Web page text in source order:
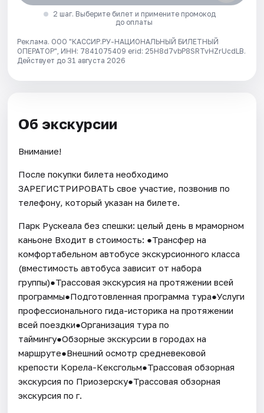
2 шаг. Выберите билет и примените промокод
до оплаты
Реклама. ООО "КАССИР.РУ-НАЦИОНАЛЬНЫЙ БИЛЕТНЫЙ
ОПЕРАТОР", ИНН: 7841075409 erid: 25H8d7vbP8SRTvHZrUcdLB.
Действует до 31 августа 2026
Об экскурсии
Внимание!
После покупки билета необходимо
ЗАРЕГИСТРИРОВАТЬ свое участие, позвонив по
телефону, который указан на билете.
Парк Рускеала без спешки: целый день в мраморном
каньоне Входит в стоимость: ●Трансфер на
комфортабельном автобусе экскурсионного класса
(вместимость автобуса зависит от набора
группы)●Трассовая экскурсия на протяжении всей
программы●Подготовленная программа тура●Услуги
профессионального гида-историка на протяжении
всей поездки●Организация тура по
таймингу●Обзорные экскурсии в городах на
маршруте●Внешний осмотр средневековой
крепости Корела-Кексгольм●Трассовая обзорная
экскурсия по Приозерску●Трассовая обзорная
экскурсия по г.